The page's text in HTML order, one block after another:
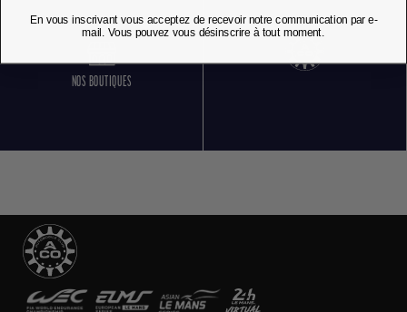
NOS BOUTIQUES
En vous inscrivant vous acceptez de recevoir notre communication par e-
mail. Vous pouvez vous désinscrire à tout moment.